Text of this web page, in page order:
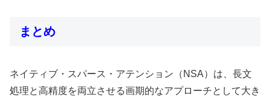
まとめ
ネイティブ・スパース・アテンション（NSA）は、長文
処理と高精度を両立させる画期的なアプローチとして大き